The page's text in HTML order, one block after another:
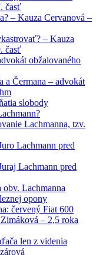
časť
– Kauza Cervanová –
– Kauza
časť
obžalovaného
a Čermana – advokát
slobody
Lachmanna, tzv.
Lachmann pred
Lachmann pred
obv. Lachmanna
opony
červený Fiat 600
– 2,5 roka
len z videnia